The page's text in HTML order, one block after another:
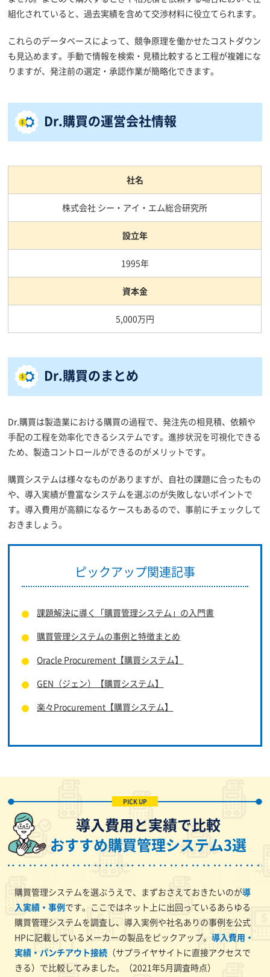
組化されていると、過去実績を含めて交渉材料に役立てられます。
これらのデータベースによって、競争原理を働かせたコストダウン
も見込めます。手動で情報を検索・見積比較すると工程が複雑にな
りますが、発注前の選定・承認作業が簡略化できます。
Dr.購買の運営会社情報
社名
株式会社 シー・アイ・エム総合研究所
設立年
1995年
資本金
5,000万円
Dr.購買のまとめ
Dr.購買は製造業における購買の過程で、発注先の相見積、依頼や
手配の工程を効率化できるシステムです。進捗状況を可視化できる
ため、製造コントロールができるのがメリットです。
購買システムは様々なものがありますが、自社の課題に合ったもの
や、導入実績が豊富なシステムを選ぶのが失敗しないポイントで
す。導入費用が高額になるケースもあるので、事前にチェックして
おきましょう。
ピックアップ関連記事
課題解決に導く「購買管理システム」の入門書
購買管理システムの事例と特徴まとめ
Oracle Procurement【購買システム】
GEN（ジェン）【購買システム】
楽々Procurement【購買システム】
導入費用と実績で比較
おすすめ購買管理システム3選
購買管理システムを選ぶうえで、まずおさえておきたいのが導
入実績・事例です。ここではネット上に出回っているあらゆる
購買管理システムを調査し、導入実例や社名ありの事例を公式
HPに記載しているメーカーの製品をピックアップ。 導入費用・
実績・パンチアウト接続（サプライヤサイトに直接アクセスで
きる）で比較してみました。（2021年5月調査時点）